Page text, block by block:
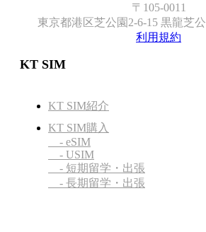
〒105-0011
東京都港区芝公園2-6-15 黒龍芝
利用規約
KT SIM
KT SIM紹介
KT SIM購入
- eSIM
- USIM
- 短期留学・出張
- 長期留学・出張